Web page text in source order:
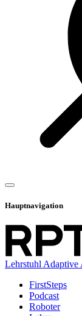
Hauptnavigation
Lehrstuhl
FirstSteps
Podcast
Roboter